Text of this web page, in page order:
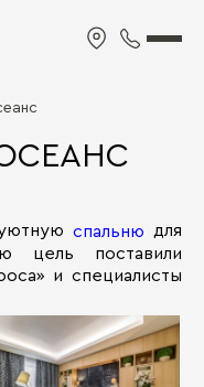
спальню для
цель поставили
и специалисты